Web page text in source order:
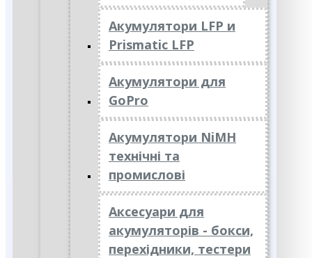
Акумулятори LFP и
Prismatic LFP
Акумулятори для
GoPro
Акумулятори NiMH
технічні та
промислові
Аксесуари для
акумуляторів - бокси,
перехідники, тестери